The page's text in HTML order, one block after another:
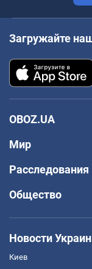
Загружайте
OBOZ.UA
Мир
Расследования
Общество
Новости
Киев